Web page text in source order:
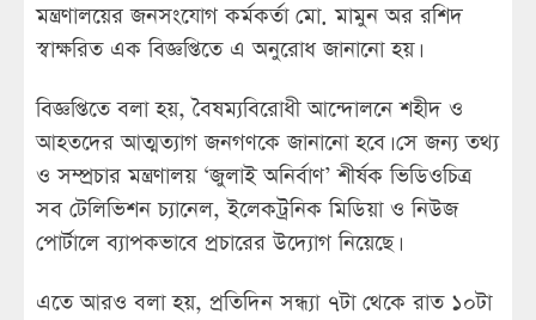
মন্ত্রণালয়ের জনসংযোগ কর্মকর্তা মো. মামুন অর রশিদ
স্বাক্ষরিত এক বিজ্ঞপ্তিতে এ অনুরোধ জানানো হয়।
বিজ্ঞপ্তিতে বলা হয়, বৈষম্যবিরোধী আন্দোলনে শহীদ ও
আহতদের আত্মত্যাগ জনগণকে জানানো হবে। সে জন্য তথ্য
ও সম্প্রচার মন্ত্রণালয় ‘জুলাই অনির্বাণ’ শীর্ষক ভিডিওচিত্র
সব টেলিভিশন চ্যানেল, ইলেকট্রনিক মিডিয়া ও নিউজ
পোর্টালে ব্যাপকভাবে প্রচারের উদ্যোগ নিয়েছে।
এতে আরও বলা হয়, প্রতিদিন সন্ধ্যা ৭টা থেকে রাত ১০টা